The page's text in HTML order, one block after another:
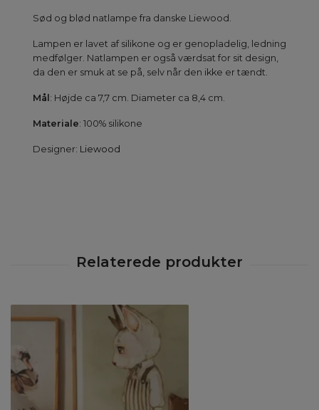
Sød og blød natlampe fra danske Liewood.
Lampen er lavet af silikone og er genopladelig, ledning
medfølger. Natlampen er også værdsat for sit design,
da den er smuk at se på, selv når den ikke er tændt.
Mål : Højde ca 7,7 cm. Diameter ca 8,4 cm.
Materiale: 100% silikone
Designer: Liewood